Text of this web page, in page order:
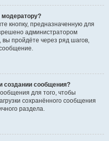
модератору?
кнопку, предназначенную для
администратором
пройдёте через ряд шагов,
создании сообщения?
для того, чтобы
сохранённого сообщения
раздела.